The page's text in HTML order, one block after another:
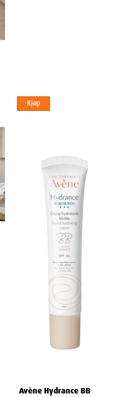
Kjøp
Avène Hydrance BB